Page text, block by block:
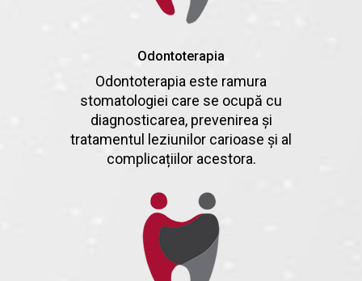
Odontoterapia
Odontoterapia este ramura
stomatologiei care se ocupă cu
diagnosticarea, prevenirea și
tratamentul leziunilor carioase și al
complicațiilor acestora.